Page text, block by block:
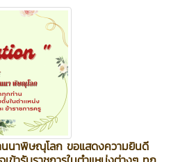
นาพิษณุโลก ขอแสดงความยินดี